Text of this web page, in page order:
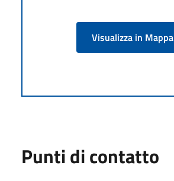
Visualizza in Mappa
Punti di contatto